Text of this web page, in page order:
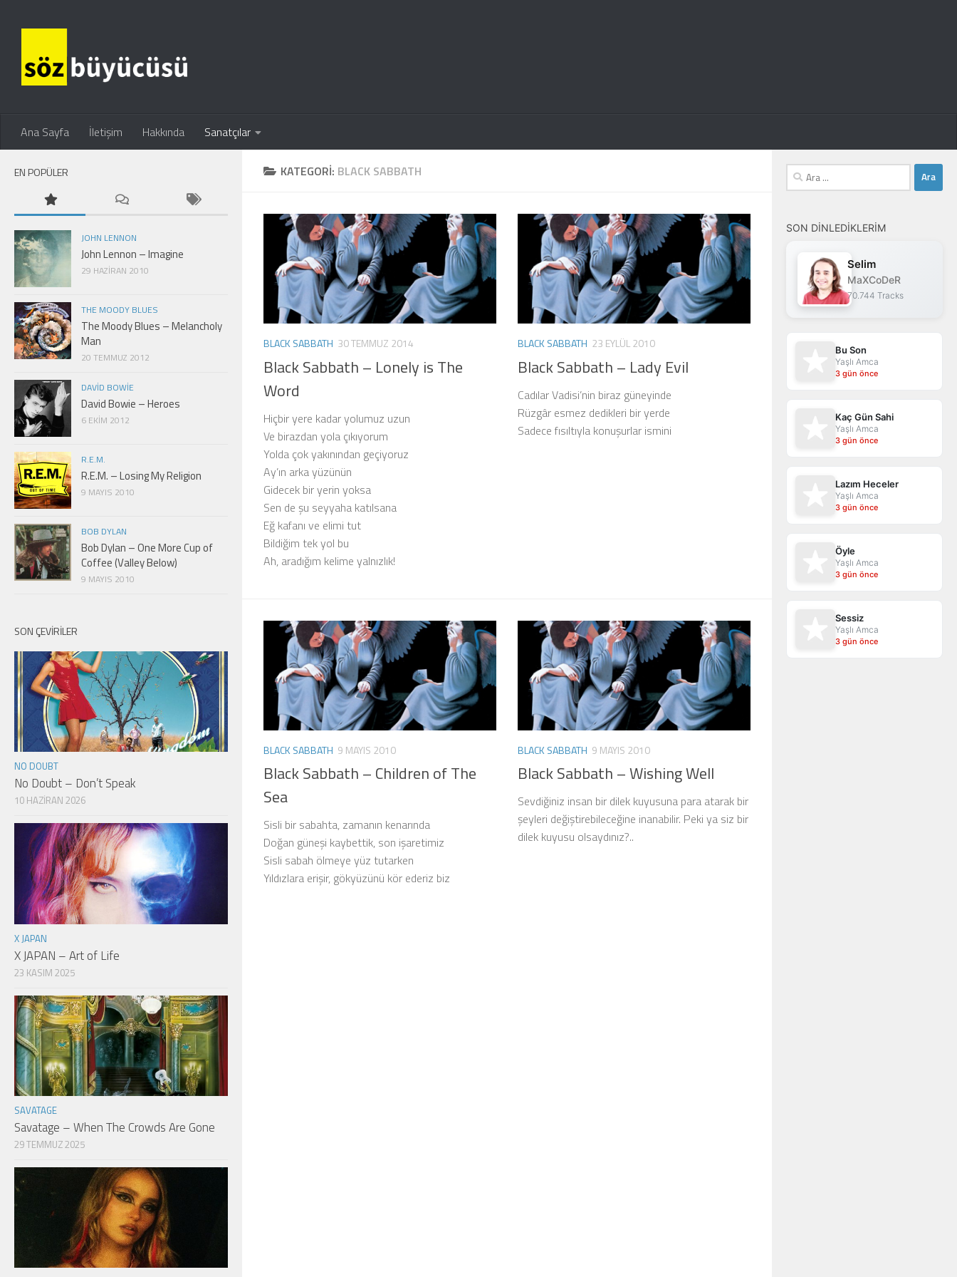
Ana Sayfa İletişim Hakkında Sanatçılar
KATEGORI: BLACK SABBATH
BLACK SABBATH 30 TEMMUZ 2014
Black Sabbath – Lonely is The
Word
Hiçbir yere kadar yolumuz uzun
Ve birazdan yola çıkıyorum
Yolda çok yakınından geçiyoruz
Ay’ın arka yüzünün
Gidecek bir yerin yoksa
Sen de şu seyyaha katılsana
Eğ kafanı ve elimi tut
Bildiğim tek yol bu
Ah, aradığım kelime yalnızlık!
BLACK SABBATH 23 EYLÜL 2010
Black Sabbath – Lady Evil
Cadılar Vadisi’nin biraz güneyinde
Rüzgâr esmez dedikleri bir yerde
Sadece fısıltıyla konuşurlar ismini
BLACK SABBATH 9 MAYIS 2010
Black Sabbath – Children of The
Sea
Sisli bir sabahta, zamanın kenarında
Doğan güneşi kaybettik, son işaretimiz
Sisli sabah ölmeye yüz tutarken
Yıldızlara erişir, gökyüzünü kör ederiz biz
BLACK SABBATH 9 MAYIS 2010
Black Sabbath – Wishing Well
Sevdiğiniz insan bir dilek kuyusuna para atarak bir
şeyleri değiştirebileceğine inanabilir. Peki ya siz bir
dilek kuyusu olsaydınız?..
EN POPÜLER
JOHN LENNON
John Lennon – Imagine
29 HAZIRAN 2010
THE MOODY BLUES
The Moody Blues – Melancholy
Man
20 TEMMUZ 2012
DAVID BOWIE
David Bowie – Heroes
6 EKIM 2012
R.E.M.
R.E.M. – Losing My Religion
9 MAYIS 2010
BOB DYLAN
Bob Dylan – One More Cup of
Coffee (Valley Below)
9 MAYIS 2010
SON ÇEVIRILER
NO DOUBT
No Doubt – Don’t Speak
10 HAZIRAN 2026
X JAPAN
X JAPAN – Art of Life
23 KASIM 2025
SAVATAGE
Savatage – When The Crowds Are Gone
29 TEMMUZ 2025
Arama:
SON DINLEDIKLERIM
Selim
MaXCoDeR
70.744 Tracks
Bu Son
Yaşlı Amca
3 gün önce
Kaç Gün Sahi
Yaşlı Amca
3 gün önce
Lazım Heceler
Yaşlı Amca
3 gün önce
Öyle
Yaşlı Amca
3 gün önce
Sessiz
Yaşlı Amca
3 gün önce